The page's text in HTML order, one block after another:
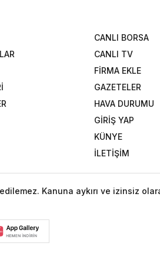
CANLI BORSA
CANLI TV
FİRMA EKLE
GAZETELER
HAVA DURUMU
GİRİŞ YAP
KÜNYE
İLETİŞİM
Kanuna aykırı ve izinsiz